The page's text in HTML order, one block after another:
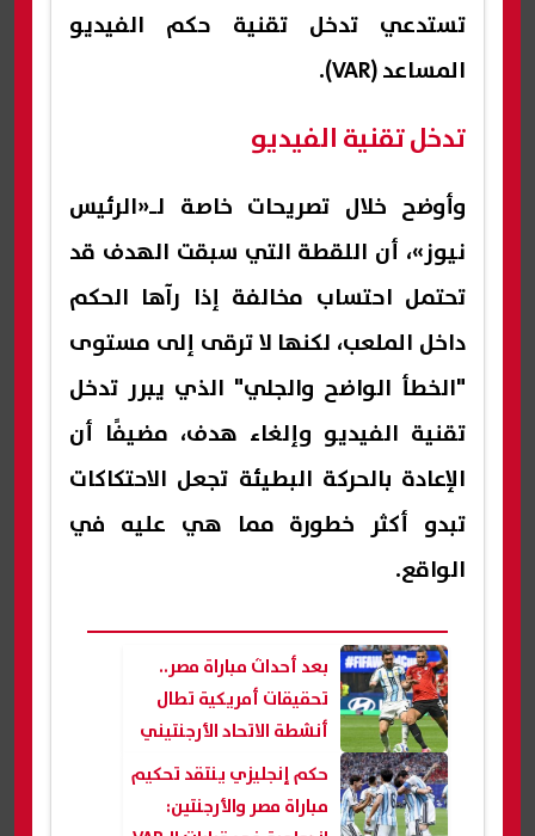
تستدعي تدخل تقنية حكم الفيديو
المساعد (VAR).
تدخل تقنية الفيديو
وأوضح خلال تصريحات خاصة لـ«الرئيس
نيوز»، أن اللقطة التي سبقت الهدف قد
تحتمل احتساب مخالفة إذا رآها الحكم
داخل الملعب، لكنها لا ترقى إلى مستوى
"الخطأ الواضح والجلي" الذي يبرر تدخل
تقنية الفيديو وإلغاء هدف، مضيفًا أن
الإعادة بالحركة البطيئة تجعل الاحتكاكات
تبدو أكثر خطورة مما هي عليه في
الواقع.
بعد أحداث مباراة مصر..
تحقيقات أمريكية تطال
أنشطة الاتحاد الأرجنتيني
المالية داخل الولايات
المتحدة
حكم إنجليزي ينتقد تحكيم
مباراة مصر والأرجنتين: